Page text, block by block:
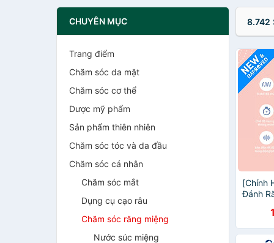
CHUYÊN MỤC
Trang điểm
Chăm sóc da mặt
Chăm sóc cơ thể
Dược mỹ phẩm
Sản phẩm thiên nhiên
Chăm sóc tóc và da đầu
Chăm sóc cá nhân
Chăm sóc mắt
Dụng cụ cạo râu
Chăm sóc răng miệng
Nước súc miệng
8.742
[Chính
Đánh
San